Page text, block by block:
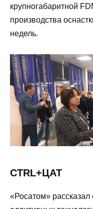
крупногабаритной
производства
недель.
CTRL+ЦАТ
«Росатом»